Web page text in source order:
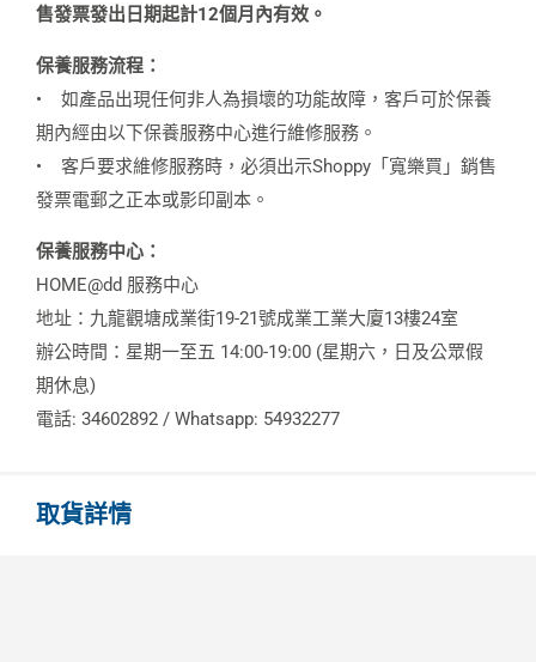
售發票發出日期起計12個月內有效。
保養服務流程：
•
如產品出現任何非人為損壞的功能故障，客戶可於保養
期內經由以下保養服務中心進行維修服務。
•
客戶要求維修服務時，必須出示Shoppy「寬樂買」銷售
發票電郵之正本或影印副本。
保養服務中心：
HOME@dd 服務中心
地址：九龍觀塘成業街19-21號成業工業大廈13樓24室
辦公時間：星期一至五 14:00-19:00 (星期六，日及公眾假
期休息)
電話: 34602892 / Whatsapp: 54932277
取貨詳情